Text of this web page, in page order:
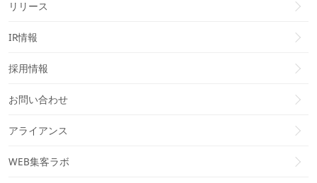
リリース
IR情報
採用情報
お問い合わせ
アライアンス
WEB集客ラボ